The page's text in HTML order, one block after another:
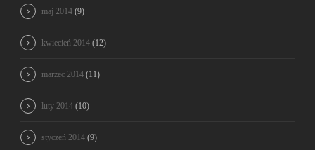
maj 2014 (9)
kwiecień 2014 (12)
marzec 2014 (11)
luty 2014 (10)
styczeń 2014 (9)